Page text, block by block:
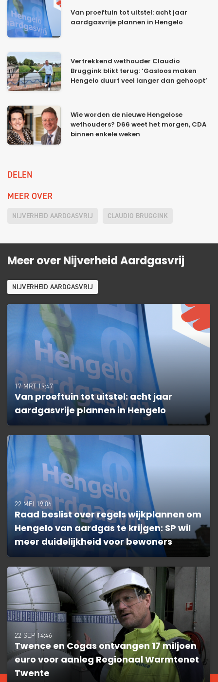
Van proeftuin tot uitstel: acht jaar
aardgasvrije plannen in Hengelo
Vertrekkend wethouder Claudio
Bruggink blikt terug: ‘Gasloos maken
Hengelo duurt veel langer dan gehoopt’
Wie worden de nieuwe Hengelose
wethouders? D66 weet het morgen, CDA
binnen enkele weken
DELEN
MEER OVER
NIJVERHEID AARDGASVRIJ CLAUDIO BRUGGINK
Meer over Nijverheid Aardgasvrij
NIJVERHEID AARDGASVRIJ
17 MRT 19:47
Van proeftuin tot uitstel: acht jaar
aardgasvrije plannen in Hengelo
22 MEI 19:06
Raad beslist over regels wijkplannen om
Hengelo van aardgas te krijgen: SP wil
meer duidelijkheid voor bewoners
22 SEP 14:46
Twence en Cogas ontvangen 17 miljoen
euro voor aanleg Regionaal Warmtenet
Twente